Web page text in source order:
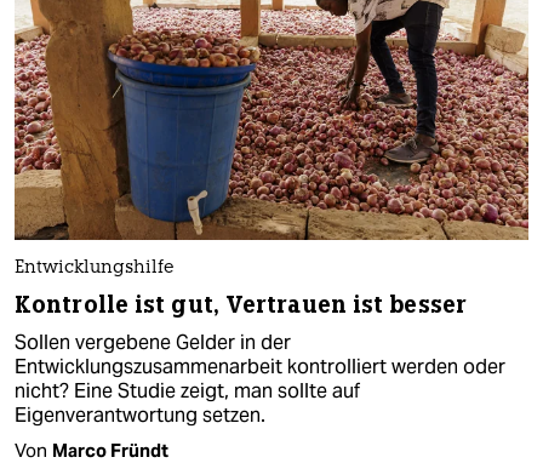
Entwicklungshilfe
Kontrolle ist gut, Vertrauen ist besser
Sollen vergebene Gelder in der
Entwicklungszusammenarbeit kontrolliert werden oder
nicht? Eine Studie zeigt, man sollte auf
Eigenverantwortung setzen.
Von Marco Fründt